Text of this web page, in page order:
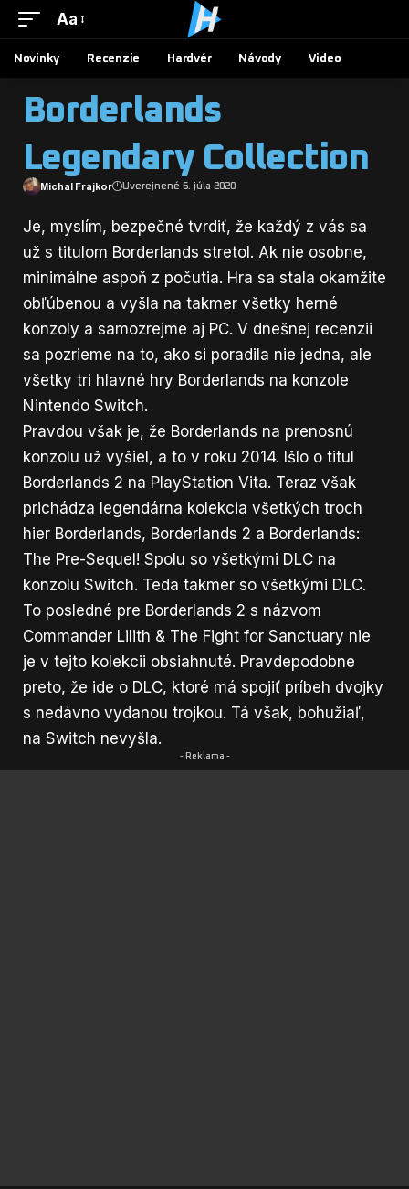
Aa
Novinky Recenzie Hardvér Návody Video
Borderlands
Legendary Collection
Michal Frajkor Uverejnené 6. júla 2020
Je, myslím, bezpečné tvrdiť, že každý z vás sa
už s titulom Borderlands stretol. Ak nie osobne,
minimálne aspoň z počutia. Hra sa stala okamžite
obľúbenou a vyšla na takmer všetky herné
konzoly a samozrejme aj PC. V dnešnej recenzii
sa pozrieme na to, ako si poradila nie jedna, ale
všetky tri hlavné hry Borderlands na konzole
Nintendo Switch.
Pravdou však je, že Borderlands na prenosnú
konzolu už vyšiel, a to v roku 2014. Išlo o titul
Borderlands 2 na PlayStation Vita. Teraz však
prichádza legendárna kolekcia všetkých troch
hier Borderlands, Borderlands 2 a Borderlands:
The Pre-Sequel! Spolu so všetkými DLC na
konzolu Switch. Teda takmer so všetkými DLC.
To posledné pre Borderlands 2 s názvom
Commander Lilith & The Fight for Sanctuary nie
je v tejto kolekcii obsiahnuté. Pravdepodobne
preto, že ide o DLC, ktoré má spojiť príbeh dvojky
s nedávno vydanou trojkou. Tá však, bohužiaľ,
na Switch nevyšla.
- Reklama -